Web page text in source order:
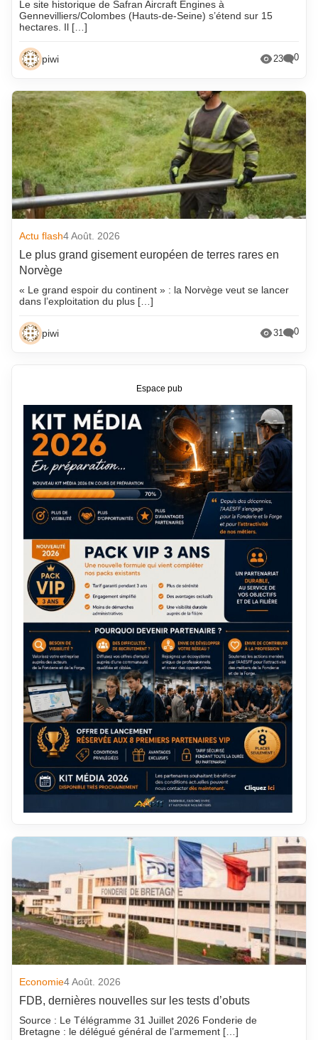
Le site historique de Safran Aircraft Engines à
Gennevilliers/Colombes (Hauts-de-Seine) s’étend sur 15
hectares. Il […]
piwi 23 0
Actu flash4 Août. 2026
Le plus grand gisement européen de terres rares en
Norvège
« Le grand espoir du continent » : la Norvège veut se lancer
dans l’exploitation du plus […]
piwi 31 0
Economie4 Août. 2026
FDB, dernières nouvelles sur les tests d’obuts
Source : Le Télégramme 31 Juillet 2026 Fonderie de
Bretagne : le délégué général de l’armement […]
Espace pub